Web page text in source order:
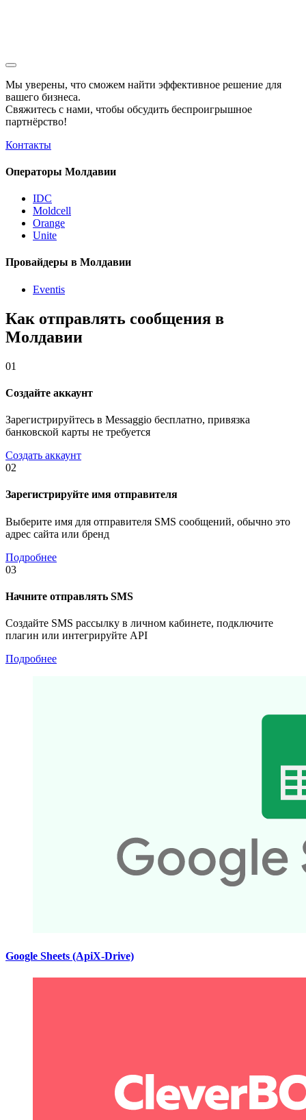
Мы уверены, что сможем найти эффективное решение для
вашего бизнеса.
Свяжитесь с нами, чтобы обсудить беспроигрышное
партнёрство!
Контакты
Операторы Молдавии
IDC
Moldcell
Orange
Unite
Провайдеры в Молдавии
Eventis
Как отправлять сообщения в
Молдавии
01
Создайте аккаунт
Зарегистрируйтесь в Messaggio бесплатно, привязка
банковской карты не требуется
Создать аккаунт
02
Зарегистрируйте имя отправителя
Выберите имя для отправителя SMS сообщений, обычно это
адрес сайта или бренд
Подробнее
03
Начните отправлять SMS
Создайте SMS рассылку в личном кабинете, подключите
плагин или интегрируйте API
Подробнее
Google Sheets (ApiX-Drive)